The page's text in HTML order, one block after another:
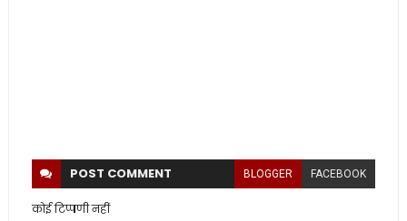
POST COMMENT BLOGGER FACEBOOK
कोई टिप्पणी नहीं